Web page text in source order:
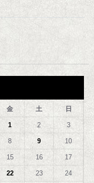
金 土 日
1 2 3
8 9 10
15 16 17
22 23 24